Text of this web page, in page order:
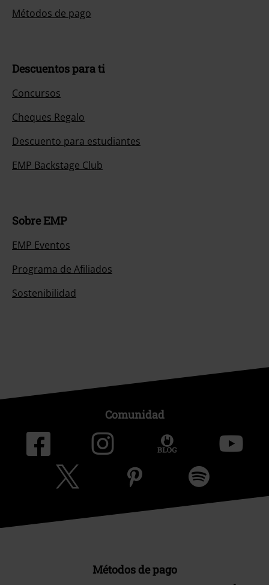
Métodos de pago
Descuentos para ti
Concursos
Cheques Regalo
Descuento para estudiantes
EMP Backstage Club
Sobre EMP
EMP Eventos
Programa de Afiliados
Sostenibilidad
Comunidad
Métodos de pago